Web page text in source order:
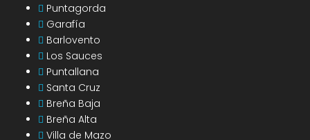
Puntagorda
Garafía
Barlovento
Los Sauces
Puntallana
Santa Cruz
Breña Baja
Breña Alta
Villa de Mazo